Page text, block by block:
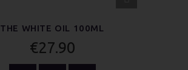
THE WHITE OIL 100ML
€27.90